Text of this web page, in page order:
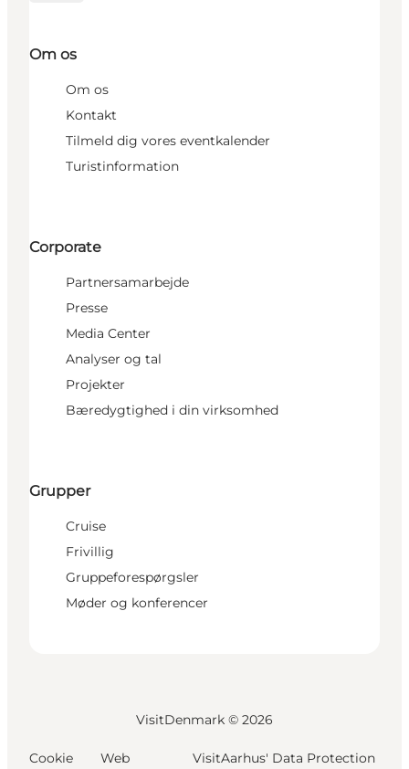
Om os
Om os
Kontakt
Tilmeld dig vores eventkalender
Turistinformation
Corporate
Partnersamarbejde
Presse
Media Center
Analyser og tal
Projekter
Bæredygtighed i din virksomhed
Grupper
Cruise
Frivillig
Gruppeforespørgsler
Møder og konferencer
VisitDenmark © 2026
Cookie
Web
VisitAarhus' Data Protection